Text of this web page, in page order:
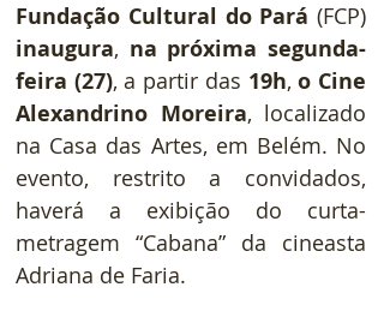
Fundação Cultural do Pará
inaugura, na próxima segunda-
feira (27), a partir das 19h, o Cine
Alexandrino Moreira, localizado
na Casa das Artes, em Belém. No
evento, restrito a convidados,
haverá a exibição do curta-
metragem “Cabana” da cineasta
Adriana de Faria.